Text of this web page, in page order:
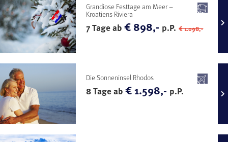
Grandiose Festtage am Meer –
Kroatiens Riviera
7 Tage ab€ 898,- p.P. € 1.098,-
Die Sonneninsel Rhodos
8 Tage ab€ 1.598,- p.P.